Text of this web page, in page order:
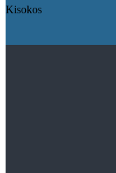
Kisokos